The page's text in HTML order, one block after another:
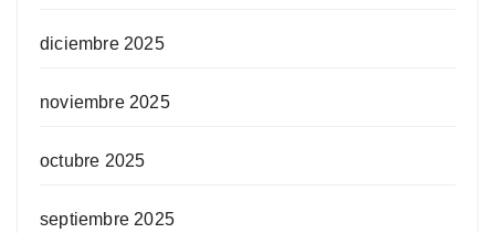
diciembre 2025
noviembre 2025
octubre 2025
septiembre 2025